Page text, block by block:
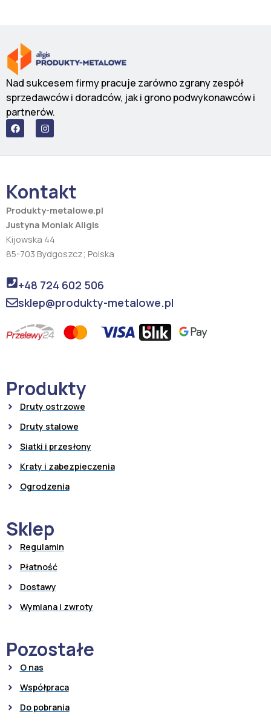
Nad sukcesem firmy pracuje zarówno zgrany zespół
sprzedawców i doradców, jak i grono podwykonawców i
partnerów.
F
a
c
b
k
I
n
s
a
a
m
Kontakt
Produkty-metalowe.pl
Justyna Moniak Aligis
Kijowska 44
85-703 Bydgoszcz; Polska
+48 724 602 506
sklep@produkty-metalowe.pl
Produkty
Druty ostrzowe
Druty stalowe
Siatki i przesłony
Kraty i zabezpieczenia
Ogrodzenia
Sklep
Regulamin
Płatność
Dostawy
Wymiana i zwroty
Pozostałe
O nas
Współpraca
Do pobrania